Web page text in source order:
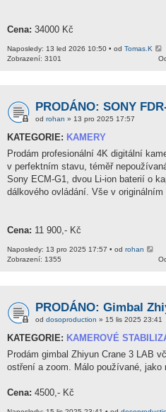
Cena: 34000 Kč
Naposledy: 13 led 2026 10:50 • od Tomas.K
Zobrazení: 3101
PRODÁNO: SONY
od rohan » 13 pro 2025 17:57
KATEGORIE: KAMERY
Prodám profesionální 4K digitální
v perfektním stavu, téměř
Sony ECM-G1, dvou Li-ion baterií o
dálkového ovládání. Vše v originálním
Cena: 11 900,- Kč
Naposledy: 13 pro 2025 17:57 • od rohan
Zobrazení: 1355
PRODÁNO: Gimbal
od dosoproduction » 15 lis 2025 23:41
KATEGORIE: KAMEROVÉ
Prodám gimbal Zhiyun Crane 3 LAB
ostření a zoom. Málo používané, jako
Cena: 4500,- Kč